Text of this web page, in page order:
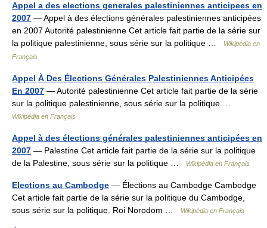
Appel a des elections generales palestiniennes anticipees en
2007 — Appel à des élections générales palestiniennes anticipées
en 2007 Autorité palestinienne Cet article fait partie de la série sur
la politique palestinienne, sous série sur la politique …
Wikipédia en
Français
Appel À Des Élections Générales Palestiniennes Anticipées
En 2007 — Autorité palestinienne Cet article fait partie de la série
sur la politique palestinienne, sous série sur la politique …
Wikipédia en Français
Appel à des élections générales palestiniennes anticipées en
2007 — Palestine Cet article fait partie de la série sur la politique
de la Palestine, sous série sur la politique …
Wikipédia en Français
Elections au Cambodge — Élections au Cambodge Cambodge
Cet article fait partie de la série sur la politique du Cambodge,
sous série sur la politique. Roi Norodom …
Wikipédia en Français